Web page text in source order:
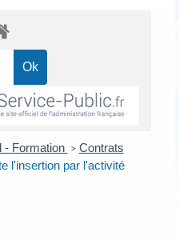
- Formation > Contrats
l'insertion par l'activité